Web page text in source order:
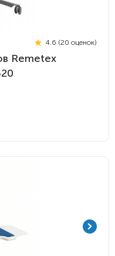
4.6 (20 оценок)
Remetex